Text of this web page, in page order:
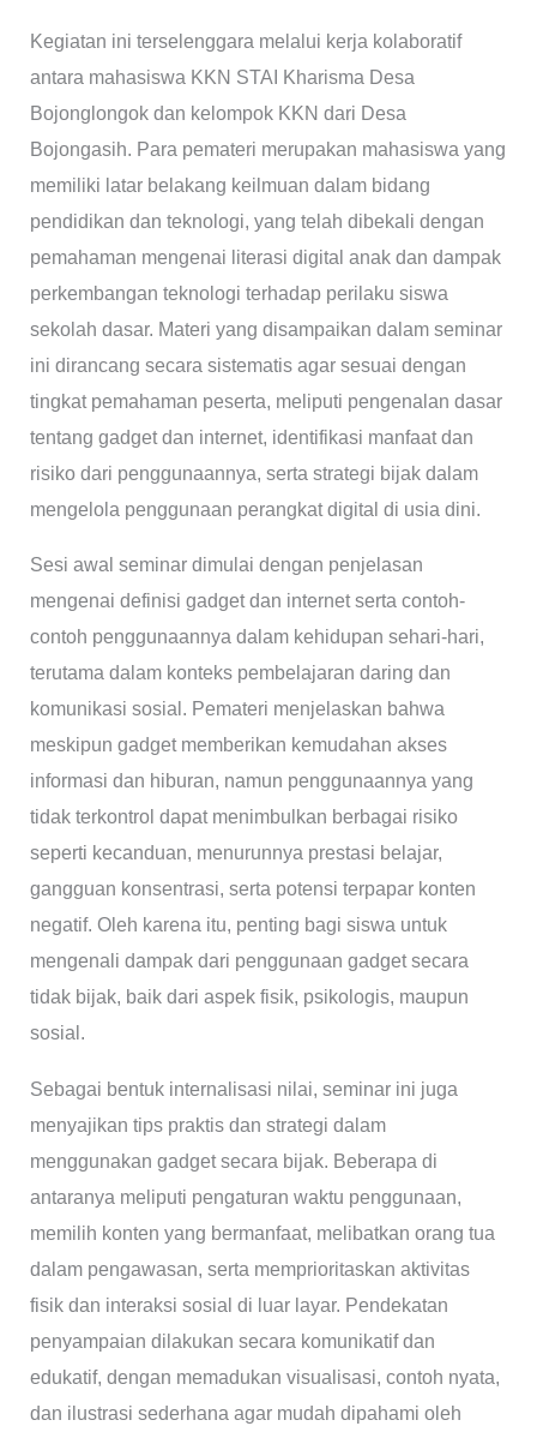
Kegiatan ini terselenggara melalui kerja kolaboratif
antara mahasiswa KKN STAI Kharisma Desa
Bojonglongok dan kelompok KKN dari Desa
Bojongasih. Para pemateri merupakan mahasiswa yang
memiliki latar belakang keilmuan dalam bidang
pendidikan dan teknologi, yang telah dibekali dengan
pemahaman mengenai literasi digital anak dan dampak
perkembangan teknologi terhadap perilaku siswa
sekolah dasar. Materi yang disampaikan dalam seminar
ini dirancang secara sistematis agar sesuai dengan
tingkat pemahaman peserta, meliputi pengenalan dasar
tentang gadget dan internet, identifikasi manfaat dan
risiko dari penggunaannya, serta strategi bijak dalam
mengelola penggunaan perangkat digital di usia dini.
Sesi awal seminar dimulai dengan penjelasan
mengenai definisi gadget dan internet serta contoh-
contoh penggunaannya dalam kehidupan sehari-hari,
terutama dalam konteks pembelajaran daring dan
komunikasi sosial. Pemateri menjelaskan bahwa
meskipun gadget memberikan kemudahan akses
informasi dan hiburan, namun penggunaannya yang
tidak terkontrol dapat menimbulkan berbagai risiko
seperti kecanduan, menurunnya prestasi belajar,
gangguan konsentrasi, serta potensi terpapar konten
negatif. Oleh karena itu, penting bagi siswa untuk
mengenali dampak dari penggunaan gadget secara
tidak bijak, baik dari aspek fisik, psikologis, maupun
sosial.
Sebagai bentuk internalisasi nilai, seminar ini juga
menyajikan tips praktis dan strategi dalam
menggunakan gadget secara bijak. Beberapa di
antaranya meliputi pengaturan waktu penggunaan,
memilih konten yang bermanfaat, melibatkan orang tua
dalam pengawasan, serta memprioritaskan aktivitas
fisik dan interaksi sosial di luar layar. Pendekatan
penyampaian dilakukan secara komunikatif dan
edukatif, dengan memadukan visualisasi, contoh nyata,
dan ilustrasi sederhana agar mudah dipahami oleh